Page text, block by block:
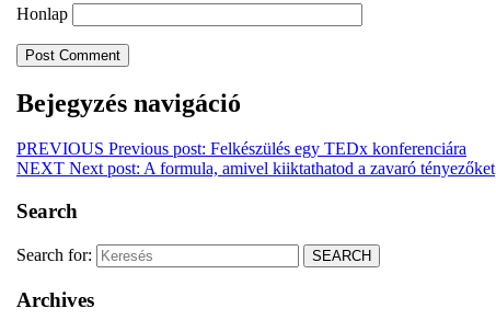
Honlap
Bejegyzés navigáció
PREVIOUS Previous post: Felkészülés egy TEDx konferenciára
NEXT Next post: A formula, amivel kiiktathatod a zavaró tényezőket
Search
Search for:
Archives